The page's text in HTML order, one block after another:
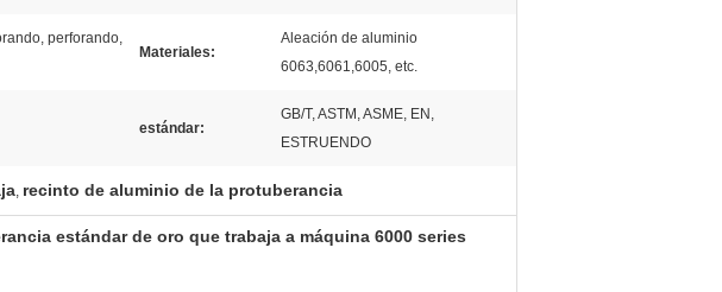
perforando,
Materiales:
Aleación de aluminio
6063,6061,6005, etc.
estándar:
GB/T, ASTM, ASME, EN,
ESTRUENDO
, recinto de aluminio de la protuberancia
estándar de oro que trabaja a máquina 6000 series